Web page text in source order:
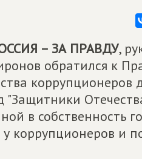
– ЗА ПРАВДУ,
обратился к
коррупционеров
в собственность
коррупционеров и